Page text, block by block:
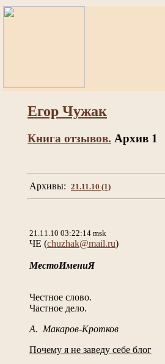
Егор Чужак
Книга отзывов. Архив 1
Архивы: 21.11.10 (1)
21.11.10 03:22:14 msk
ЧЕ (chuzhak@mail.ru)
МестоИмениЯ
Честное слово.
Частное дело.
А. Макаров-Кротков
Почему я не заведу себе блог